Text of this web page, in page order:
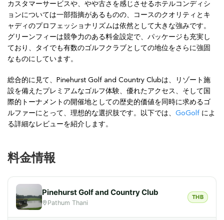
カスタマーサービスや、やや古さを感じさせるホテルコンディシ
ョンについては一部指摘があるものの、コースのクオリティとキ
ャディのプロフェッショナリズムは依然として大きな強みです。
グリーンフィーは競争力のある料金設定で、パッケージも充実し
ており、タイでも有数のゴルフクラブとしての地位をさらに強固
なものにしています。
総合的に見て、Pinehurst Golf and Country Clubは、リゾート施
設を備えたプレミアムなゴルフ体験、優れたアクセス、そして国
際的トーナメントの開催地としての歴史的価値を同時に求めるゴ
ルファーにとって、理想的な選択肢です。以下では、 GoGolf によ
る詳細なレビューを紹介します。
料金情報